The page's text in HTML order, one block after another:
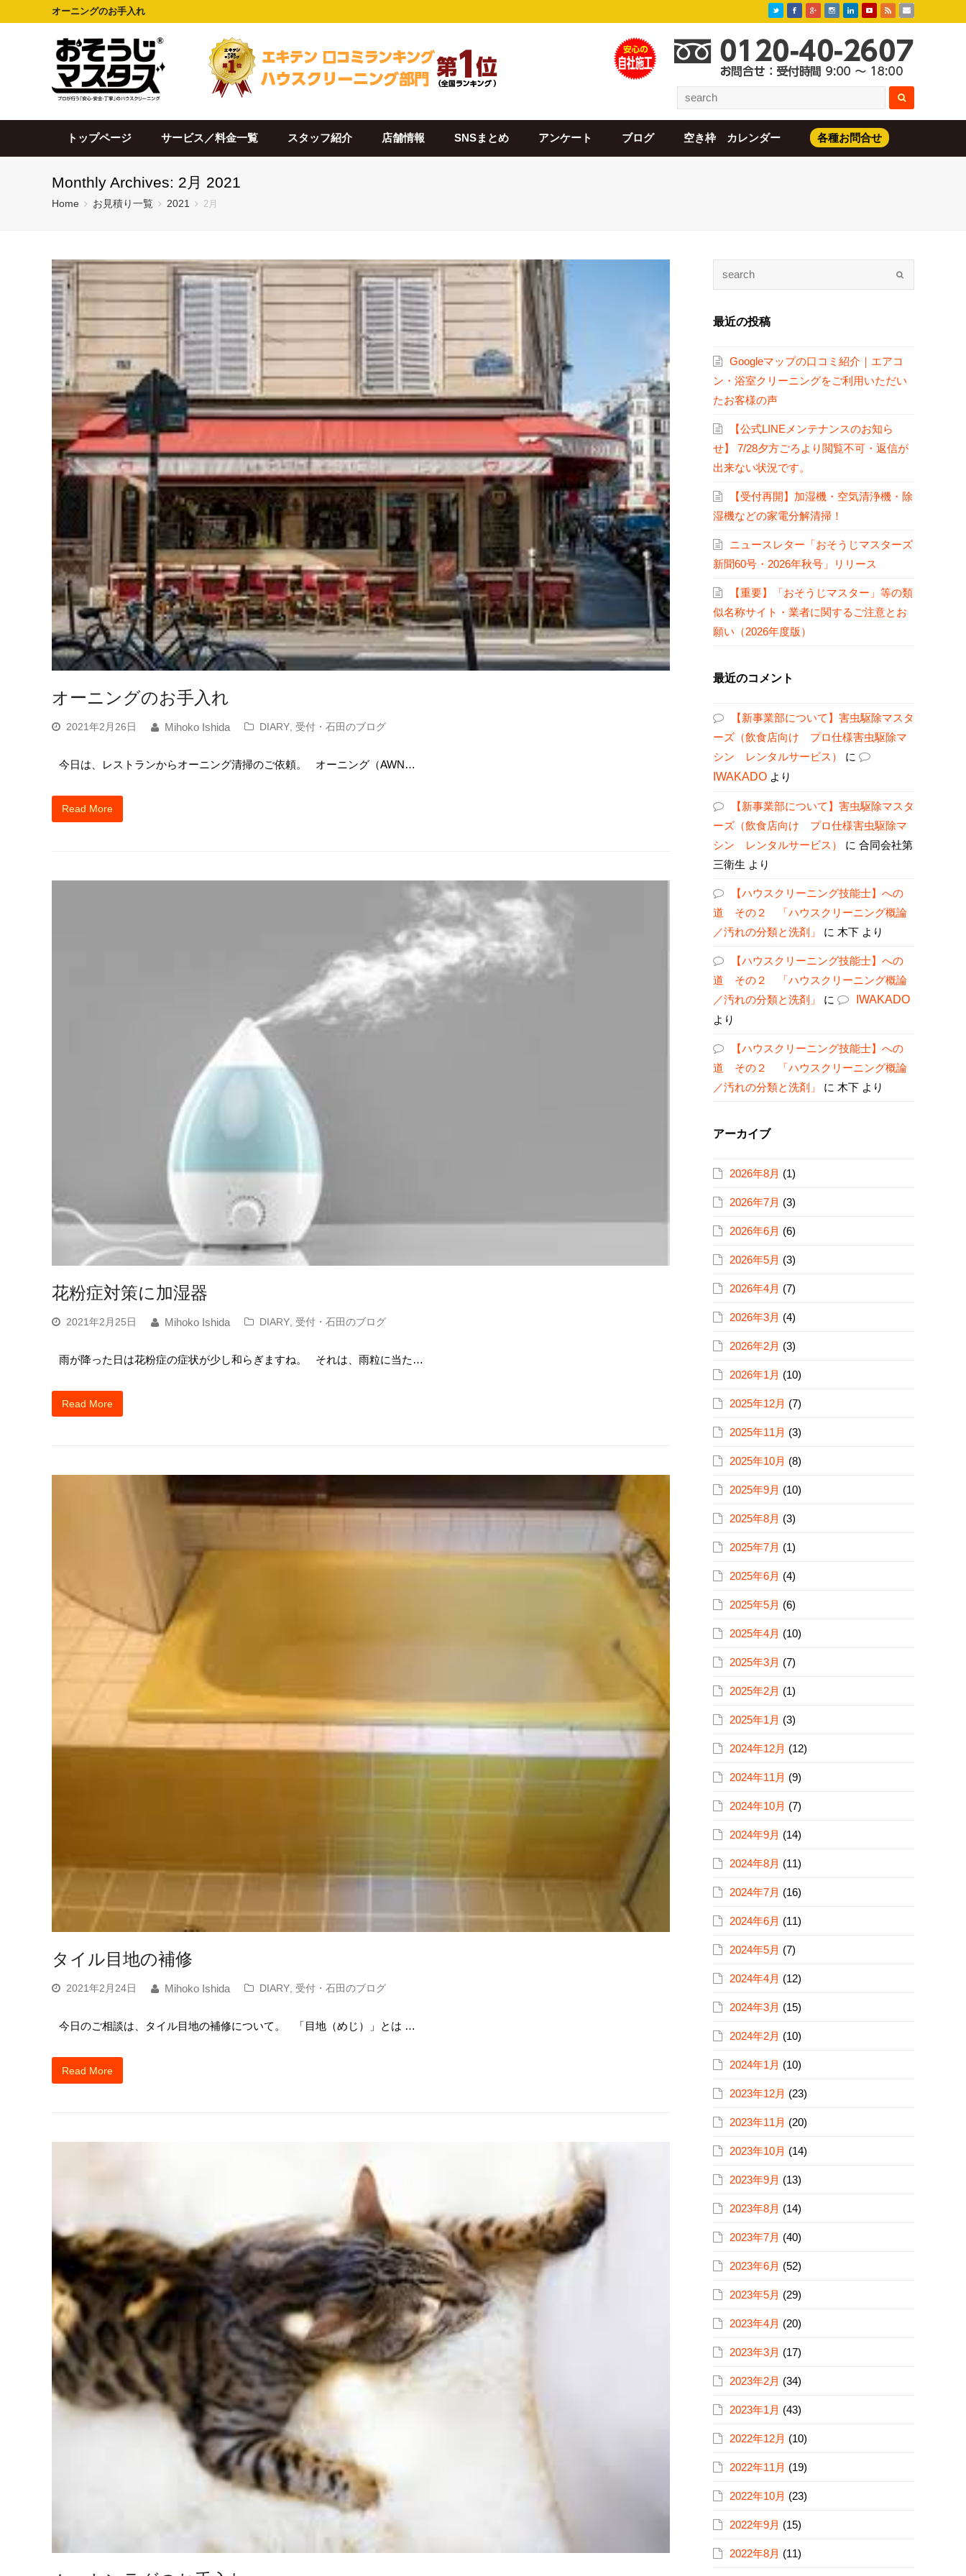
オーニングのお手入れ
トップページ サービス／料金一覧 スタッフ紹介 店舗情報 SNSまとめ アンケート ブログ 空き枠 カレンダー 各種お問合せ
Monthly Archives: 2月 2021
Home お見積り一覧 2021 2月
オーニングのお手入れ
2021年2月26日 Mihoko Ishida DIARY 受付・石田のブログ
今日は、レストランからオーニング清掃のご依頼。 オーニング（AWN…
Read More
花粉症対策に加湿器
2021年2月25日 Mihoko Ishida DIARY 受付・石田のブログ
雨が降った日は花粉症の症状が少し和らぎますね。 それは、雨粒に当た…
Read More
タイル目地の補修
2021年2月24日 Mihoko Ishida DIARY, 受付・石田のブログ
今日のご相談は、タイル目地の補修について。 「目地（めじ）」とは …
Read More
最近の投稿
Googleマップの口コミ紹介｜エアコ
ン・浴室クリーニングをご利用いただい
たお客様の声
【公式LINEメンテナンスのお知ら
せ】 7/28夕方ごろより閲覧不可・返信が
出来ない状況です。
【受付再開】加湿機・空気清浄機・除
湿機などの家電分解清掃！
ニュースレター「おそうじマスターズ
新聞60号・2026年秋号」リリース
【重要】「おそうじマスター」等の類
似名称サイト・業者に関するご注意とお
願い（2026年度版）
最近のコメント
【新事業部について】害虫駆除マスタ
ーズ（飲食店向け プロ仕様害虫駆除マ
シン レンタルサービス）
に
IWAKADO より
【新事業部について】害虫駆除マスタ
ーズ（飲食店向け プロ仕様害虫駆除マ
シン レンタルサービス）
に 合同会社第
三衛生 より
【ハウスクリーニング技能士】への
道 その２ 「ハウスクリーニング概論
／汚れの分類と洗剤」
に 木下 より
【ハウスクリーニング技能士】への
道 その２ 「ハウスクリーニング概論
／汚れの分類と洗剤」
に
IWAKADO
より
【ハウスクリーニング技能士】への
道 その２ 「ハウスクリーニング概論
／汚れの分類と洗剤」
に 木下 より
アーカイブ
2026年8月 (1)
2026年7月 (3)
2026年6月 (6)
2026年5月 (3)
2026年4月 (7)
2026年3月 (4)
2026年2月 (3)
2026年1月 (10)
2025年12月 (7)
2025年11月 (3)
2025年10月 (8)
2025年9月 (10)
2025年8月 (3)
2025年7月 (1)
2025年6月 (4)
2025年5月 (6)
2025年4月 (10)
2025年3月 (7)
2025年2月 (1)
2025年1月 (3)
2024年12月 (12)
2024年11月 (9)
2024年10月 (7)
2024年9月 (14)
2024年8月 (11)
2024年7月 (16)
2024年6月 (11)
2024年5月 (7)
2024年4月 (12)
2024年3月 (15)
2024年2月 (10)
2024年1月 (10)
2023年12月 (23)
2023年11月 (20)
2023年10月 (14)
2023年9月 (13)
2023年8月 (14)
2023年7月 (40)
2023年6月 (52)
2023年5月 (29)
2023年4月 (20)
2023年3月 (17)
2023年2月 (34)
2023年1月 (43)
2022年12月 (10)
2022年11月 (19)
2022年10月 (23)
2022年9月 (15)
2022年8月 (11)